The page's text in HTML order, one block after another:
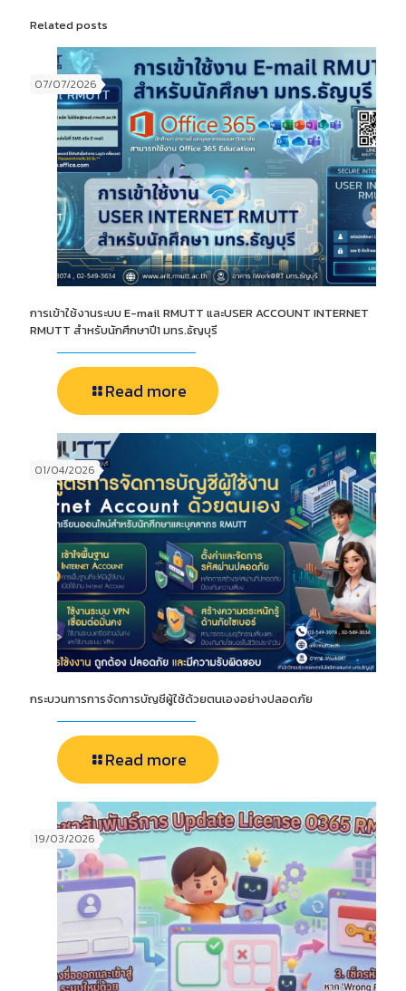
Related posts
07/07/2026
การเข้าใช้งานระบบ E-mail RMUTT และUSER ACCOUNT INTERNET
RMUTT สำหรับนักศึกษาปี1 มทร.ธัญบุรี
Read more
01/04/2026
กระบวนการการจัดการบัญชีผู้ใช้ด้วยตนเองอย่างปลอดภัย
Read more
19/03/2026